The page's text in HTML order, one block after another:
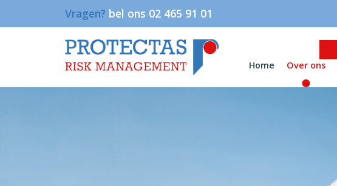
Vragen? bel ons 02 465 91 01
Home
Over ons